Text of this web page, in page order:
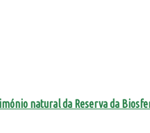
natural da Reserva da